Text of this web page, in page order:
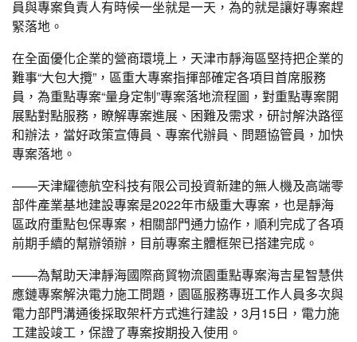
員與專案負責人有時候一坐就是一天，為的就是讓好專案趕
緊落地。
在全面優化企業的營商環境上，天津市靜海區堅持把企業的
難事“大包大攬”，區重大專案指揮部確定各項目首席服務
員，為重點專案“量身定制”專案落地流程圖，對重點專案開
展點對點服務，瞭解專案進展、困難及需求，研討解決路徑
和辦法，當好政策宣傳員、專案代辦員、問題協管員，加快
專案落地。
——天津耀德航空科技有限公司投資新建的無人機及高端零
部件產業基地建設專案是2022年市級重大專案，也是靜海
區政府重點包保專案，相關部門通力協作，順利完成了各項
前期手續的幫辦領辦，目前專案主體框架已搭建完成。
——為幫助天津靜海國際商貿物流園重點專案海吉星智慧供
應鏈專案解決電力施工問題，園區服務專班工作人員多次與
電力部門溝通後採取架杆方式進行建設，3月15日，電力施
工建設竣工，保證了專案按期投入使用。